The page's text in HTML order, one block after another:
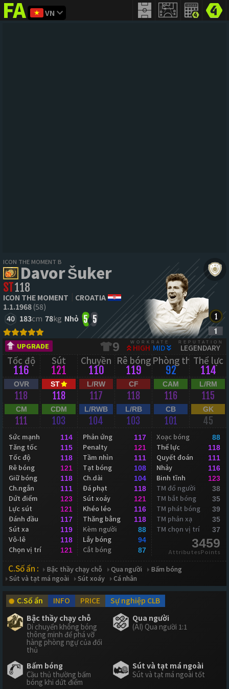
FIFAaddict
VN
ICON THE MOMENT B
Davor Šuker
ST118
ICON THE MOMENT
CROATIA
1.1.1968(58)
40 183cm 78kg Nhỏ 5 5
UPGRADE 9 WORKRATE
HIGH MID
REPUTATION
LEGENDARY
Tốc độ
116
Sút
121
Chuyền
110
Rê bóng
119
Phòng thủ
92
Thể lực
114
OVR
118
ST
118
L/RW
117
CF
118
CAM
116
L/RM
115
CM
111
CDM
103
L/RWB
104
L/RB
103
CB
101
GK
45
Sức mạnh 114
Tăng tốc 115
Tốc độ 118
Rê bóng 121
Giữ bóng 118
Ch.ngắn 111
Dứt điểm 123
Lực sút 121
Đánh đầu 117
Sút xa 119
Vô-lê 118
Chọn vị trí 121
Phản ứng 117
Penalty 121
Tầm nhìn 111
Tạt bóng 108
Ch.dài 104
Đá phạt 118
Sút xoáy 121
Khéo léo 116
Thăng bằng 118
Kèm người 88
Lắy bóng 94
Cắt bóng 87
Xoạc bóng 88
Thể lực 118
Quyết đoán 111
Nhảy 116
Binh tĩnh 123
TM đổ người 38
TM bắt bóng 35
TM phát bóng 39
TM phản xạ 35
TM chọn vị trí 37
3459
AttributesPoints
C.Số ẩn : Bậc thầy chạy chỗ Qua người
Bấm bóng
Sút và tạt má ngoài
Sút xoáy Cá nhân
C.Số ẩn INFO PRICE
Sự nghiệp CLB
Bậc thầy chạy chỗ
Di chuyển không bóng
thông minh để phá vỡ
hàng phòng ngự của đối
thủ
Qua người
(AI) Qua người 1:1
Bấm bóng
Cầu thủ thường bấm
bóng khi dứt điểm
Sút và tạt má ngoài
Sút và tạt má ngoài tốt